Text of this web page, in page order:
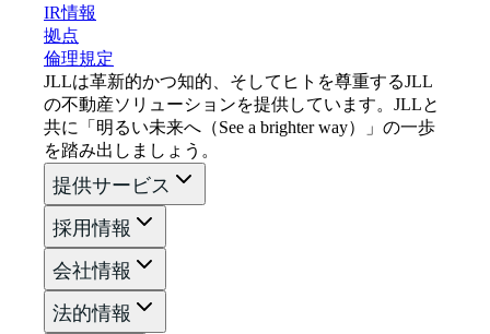
IR情報
拠点
倫理規定
JLLは革新的かつ知的、そしてヒトを尊重するJLL
の不動産ソリューションを提供しています。JLLと
共に「明るい未来へ（See a brighter way）」の一歩
を踏み出しましょう。
提供サービス
採用情報
会社情報
法的情報